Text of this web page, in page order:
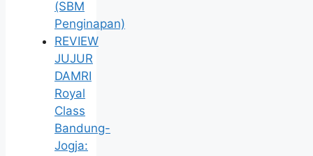
(SBM
Penginapan)
REVIEW
JUJUR
DAMRI
Royal
Class
Bandung-
Jogja: